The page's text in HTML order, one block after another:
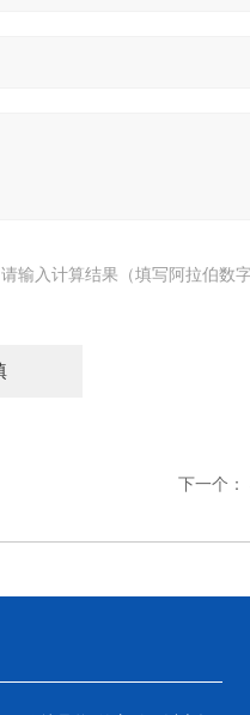
请输入计算结果（填写阿拉伯数
下一个：